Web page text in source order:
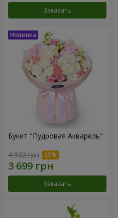
Заказать
Букет "Пудровая Акварель"
4 932 грн
Заказать